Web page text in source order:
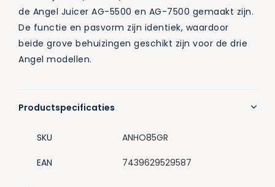
de Angel Juicer AG-5500 en AG-7500 gemaakt zijn.
De functie en pasvorm zijn identiek, waardoor
beide grove behuizingen geschikt zijn voor de drie
Angel modellen.
Productspecificaties
SKU ANHO85GR
EAN 7439629529587